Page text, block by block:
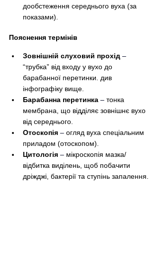
дообстеження середнього вуха (за
показами).
Пояснення термінів
Зовнішній слуховий прохід –
“трубка” від входу у вухо до
барабанної перетинки. див
інфографіку вище.
Барабанна перетинка – тонка
мембрана, що відділяє зовнішнє вухо
від середнього.
Отоскопія – огляд вуха спеціальним
приладом (отоскопом).
Цитологія – мікроскопія мазка/
відбитка виділень, щоб побачити
дріжджі, бактерії та ступінь запалення.